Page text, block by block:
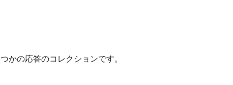
かの応答のコレクションです。